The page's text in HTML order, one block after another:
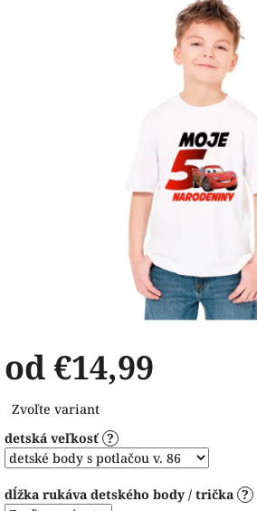
od €14,99
cena:
Zvoľte variant
detská veľkosť ?
dĺžka rukáva detského body / trička ?